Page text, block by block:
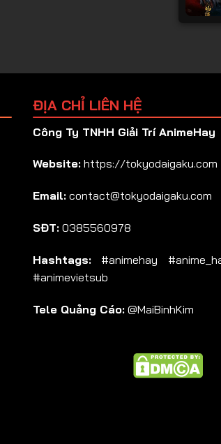
ĐỊA CHỈ LIÊN HỆ
Công Ty TNHH Giải Trí AnimeHay
Website: https://tokyodaigaku.com
Email: contact@tokyodaigaku.com
SĐT: 0385560978
Hashtags: #animehay
#animevietsub
Tele Quảng Cáo: @MaiBinhKim